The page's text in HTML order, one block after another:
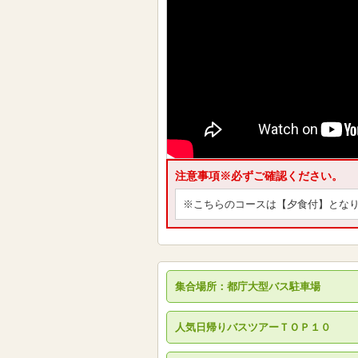
注意事項※必ずご確認ください。
※こちらのコースは【夕食付】とな
集合場所：都庁大型バス駐車場
人気日帰りバスツアーＴＯＰ１０